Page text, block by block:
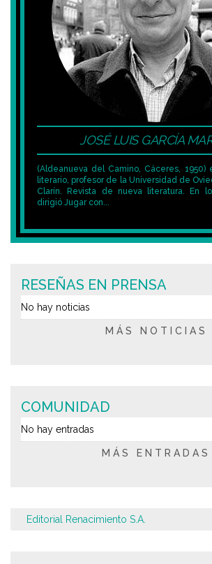
JOSÉ LUIS GARCÍA
(Aldeanueva del Camino, Cáceres, 1950)
literario, profesor de la Universidad de
Clarín. Revista de nueva literatura. En
dirigió Jugar con...
RESEÑAS EN PRENSA
No hay noticias
MÁS NOTICIAS
COMUNIDAD
No hay entradas
MÁS ENTRADAS
Editorial Renacimiento S.A.